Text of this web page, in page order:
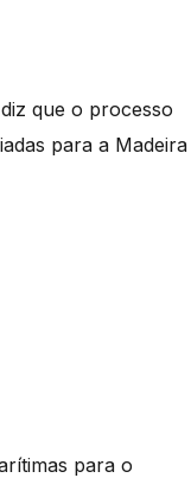
que o processo
para a Madeira
para o